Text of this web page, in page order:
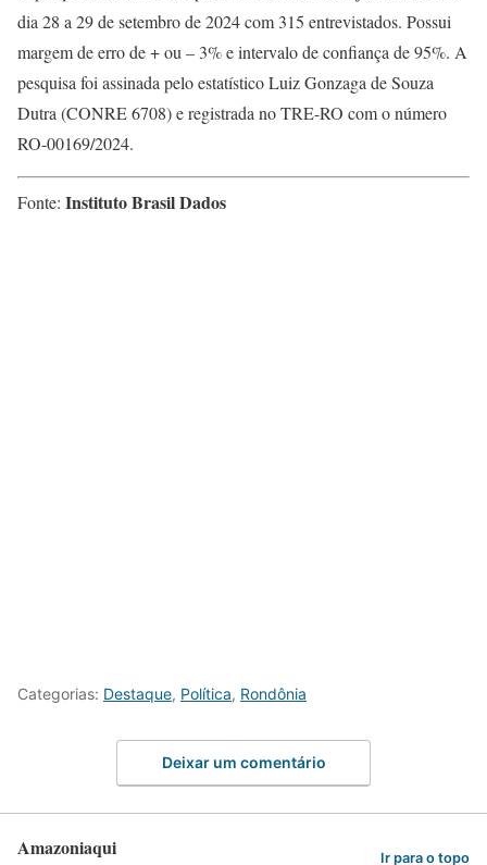
dia 28 a 29 de setembro de 2024 com 315 entrevistados. Possui
margem de erro de + ou – 3% e intervalo de confiança de 95%. A
pesquisa foi assinada pelo estatístico Luiz Gonzaga de Souza
Dutra (CONRE 6708) e registrada no TRE-RO com o número
RO-00169/2024.
Fonte: Instituto Brasil Dados
Categorias: Destaque, Política, Rondônia
Deixar um comentário
Amazoniaqui Ir para o topo